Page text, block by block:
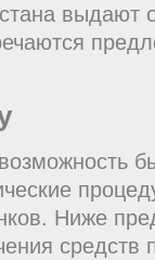
выдают
Ниже